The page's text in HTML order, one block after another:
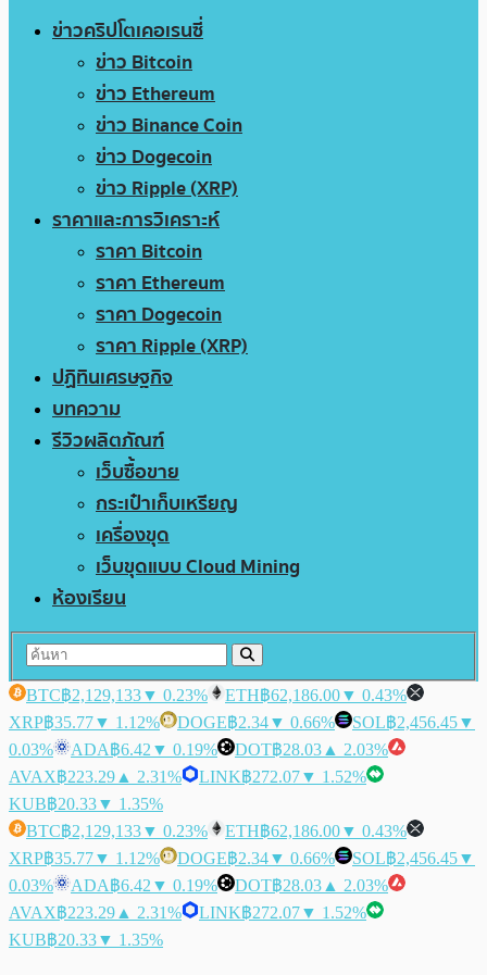
ข่าวคริปโตเคอเรนซี่
ข่าว Bitcoin
ข่าว Ethereum
ข่าว Binance Coin
ข่าว Dogecoin
ข่าว Ripple (XRP)
ราคาและการวิเคราะห์
ราคา Bitcoin
ราคา Ethereum
ราคา Dogecoin
ราคา Ripple (XRP)
ปฏิทินเศรษฐกิจ
บทความ
รีวิวผลิตภัณฑ์
เว็บซื้อขาย
กระเป๋าเก็บเหรียญ
เครื่องขุด
เว็บขุดแบบ Cloud Mining
ห้องเรียน
BTC฿2,129,133▼ 0.23% ETH฿62,186.00▼ 0.43%
XRP฿35.77▼ 1.12% DOGE฿2.34▼ 0.66% SOL฿2,456.45▼
0.03%
ADA฿6.42 ▼ 0.19% DOT฿28.03 ▲ 2.03%
AVAX฿223.29 ▲ 2.31% LINK฿272.07▼ 1.52%
KUB฿20.33▼ 1.35%
BTC฿2,129,133▼ 0.23% ETH฿62,186.00▼ 0.43%
XRP฿35.77▼ 1.12% DOGE฿2.34▼ 0.66% SOL฿2,456.45▼
0.03%
ADA฿6.42 ▼ 0.19% DOT฿28.03 ▲ 2.03%
AVAX฿223.29 ▲ 2.31% LINK฿272.07▼ 1.52%
KUB฿20.33▼ 1.35%